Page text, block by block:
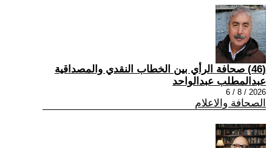
(46) صحافة الرأي بين الخطاب النقدي والمصداقية
عبدالمطلب عبدالواحد
2026 / 8 / 6
الصحافة والاعلام